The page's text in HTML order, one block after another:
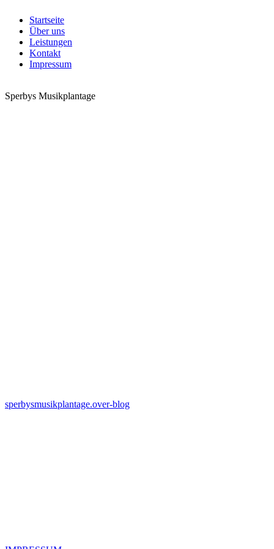
Startseite
Über uns
Leistungen
Kontakt
Impressum
Sperbys Musikplantage
sperbysmusikplantage.over-blog